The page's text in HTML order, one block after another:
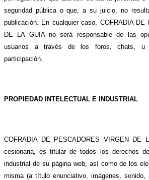
seguridad pública o que, a su juicio, no
publicación. En cualquier caso, COFRADIA DE
DE LA GUIA no será responsable de las
usuarios a través de los foros, chats, u
participación.
PROPIEDAD INTELECTUAL E INDUSTRIAL
COFRADIA DE PESCADORES VIRGEN
cesionaria, es titular de todos los derechos
industrial de su página web, así como de los
misma (a título enunciativo, imágenes,